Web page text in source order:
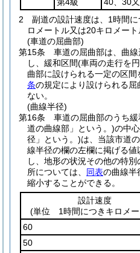
2
副道の設計速度は、1時間
ロメートル又は20キロメート
(車道の屈曲部)
第15条
車道の屈曲部は、曲線
し、緩和区間(車両の走行を
曲部に設けられる一定の区
条の規定により設けられる
ない。
(曲線半径)
第16条
車道の屈曲部のうち
道の曲線部」という。)の中
径」という。)は、当該市道
線半径の欄の左欄に掲げる値
し、地形の状況その他の特
所については、 同表の曲線半
縮小することができる。
設計速度
(単位 1時間につきキロメー
60
50